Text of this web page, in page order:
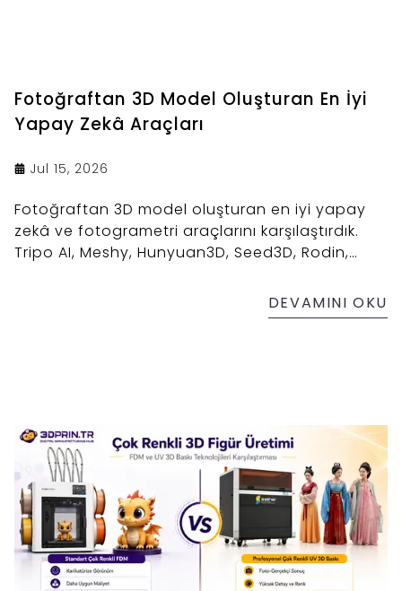
Fotoğraftan 3D Model Oluşturan En İyi
Yapay Zekâ Araçları
Jul 15, 2026
Fotoğraftan 3D model oluşturan en iyi yapay
zekâ ve fotogrametri araçlarını karşılaştırdık.
Tripo AI, Meshy, Hunyuan3D, Seed3D, Rodin,
DEVAMINI OKU